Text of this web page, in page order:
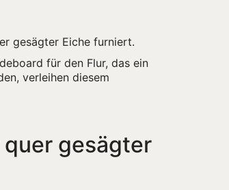
gesägter Eiche furniert.
für den Flur, das ein
verleihen diesem
gesägter